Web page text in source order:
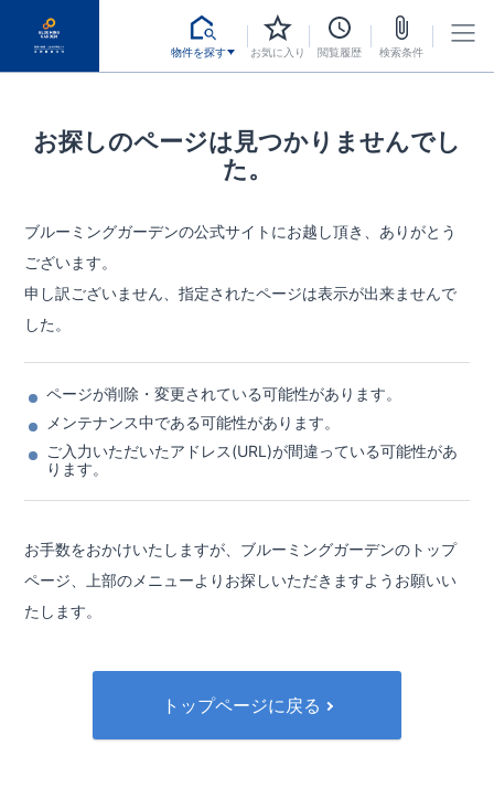
物件を探す お気に入り 閲覧履歴 検索条件
お探しのページは見つかりませんでし
た。
ブルーミングガーデンの公式サイトにお越し頂き、ありがとう
ございます。
申し訳ございません、指定されたページは表示が出来ませんで
した。
ページが削除・変更されている可能性があります。
メンテナンス中である可能性があります。
ご入力いただいたアドレス(URL)が間違っている可能性があ
ります。
お手数をおかけいたしますが、ブルーミングガーデンのトップ
ページ、
上部のメニューよりお探しいただきますようお願いい
たします。
トップページに戻る